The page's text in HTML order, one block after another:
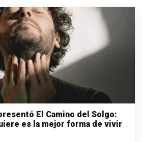
El Camino del Solgo:
es la mejor forma de vivir